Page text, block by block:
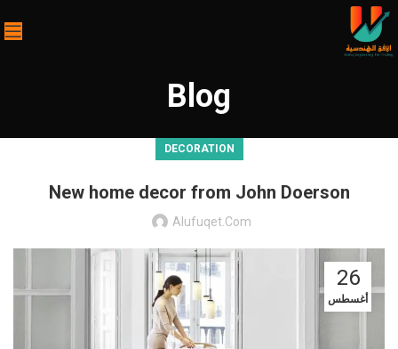
Blog
DECORATION
New home decor from John Doerson
Alufuqet.com
26
أغسطس